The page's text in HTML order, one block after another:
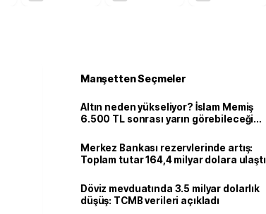
Manşetten Seçmeler
Altın neden yükseliyor? İslam Memiş
6.500 TL sonrası yarın görebileceği
Merkez Bankası rezervlerinde artış:
Toplam tutar 164,4 milyar dolara ulaştı
Döviz mevduatında 3.5 milyar dolarlık
düşüş: TCMB verileri açıkladı